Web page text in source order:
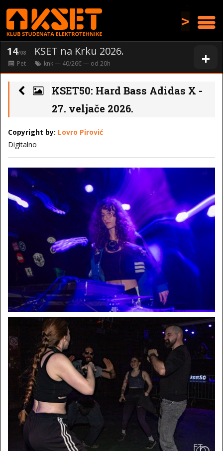
>
+
14/08 KSET na Krku 2026.
Pet knk— 40/26€ — od 20h
KSET50: Hard Bass Adidas X -
27. veljače 2026.
Copyright by: Lovro Pirović
Digitalno